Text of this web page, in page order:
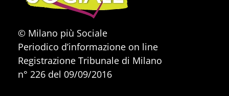
© Milano più Sociale
Periodico d’informazione on line
Registrazione Tribunale di Milano
n° 226 del 09/09/2016